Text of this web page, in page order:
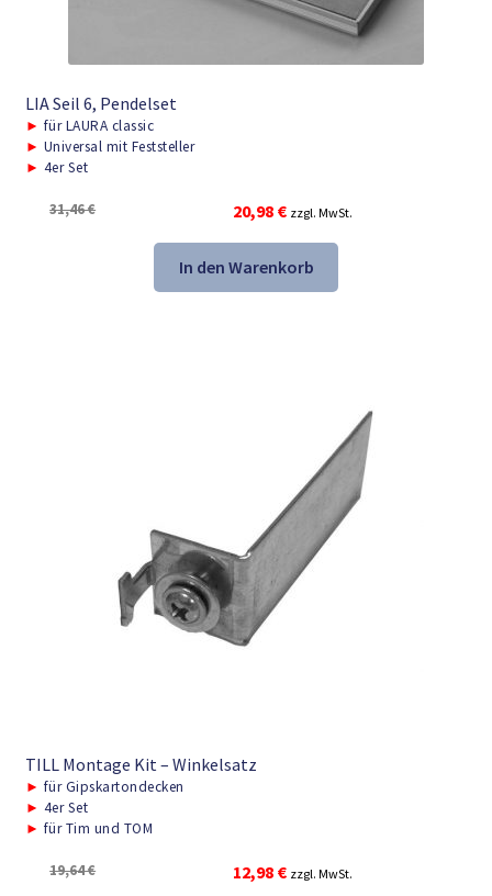
LIA Seil 6, Pendelset
► für LAURA classic
► Universal mit Feststeller
► 4er Set
31,46€
Ursprünglicher
Preis
war:
31,46 €
20,98 €Aktueller
Preis
ist:
20,98 €.
zzgl. MwSt.
In den Warenkorb
TILL Montage Kit – Winkelsatz
► für Gipskartondecken
► 4er Set
► für Tim und TOM
19,64€
Ursprünglicher
12,98 €Aktueller
zzgl. MwSt.